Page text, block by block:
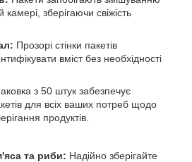
камері, зберігаючи свіжість
Прозорі стінки пакетів
вміст без необхідності
з 50 штук забезпечує
для всіх ваших потреб щодо
продуктів.
та риби: Надійно зберігайте